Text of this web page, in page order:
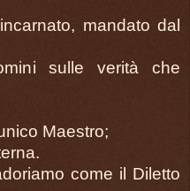
mandato dal
sulle verità che
Maestro;
come il Diletto